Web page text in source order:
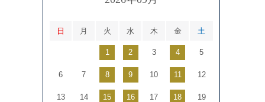
日 月 火 水 木 金 土
1 2 3 4 5
6 7 8 9 10 11 12
13 14 15 16 17 18 19